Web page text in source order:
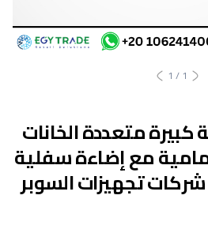
1
/
1
متعددة الخانات
مع إضاءة سفلية
تجهيزات السوبر